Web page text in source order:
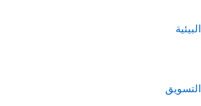
البيئية
التسويق